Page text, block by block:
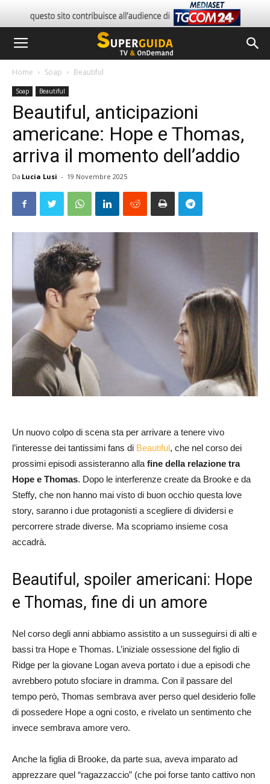
Home Soap Beautiful
Soap Beautiful
Beautiful, anticipazioni
americane: Hope e Thomas,
arriva il momento dell’addio
Da Lucia Lusi - 19 Novembre 2025
Un nuovo colpo di scena sta per arrivare a tenere vivo
l’interesse dei tantissimi fans di Beautiful, che nel corso dei
prossimi episodi assisteranno alla fine della relazione tra
Hope e Thomas. Dopo le interferenze create da Brooke e da
Steffy, che non hanno mai visto di buon occhio questa love
story, saranno i due protagonisti a scegliere di dividersi e
percorrere strade diverse. Ma scopriamo insieme cosa
accadrà.
Beautiful, spoiler americani: Hope
e Thomas, fine di un amore
Nel corso degli anni abbiamo assistito a un susseguirsi di alti e
bassi tra Hope e Thomas. L’iniziale ossessione del figlio di
Ridge per la giovane Logan aveva portato i due a episodi che
avrebbero potuto sfociare in dramma. Con il passare del
tempo però, Thomas sembrava aver perso quel desiderio folle
di possedere Hope a ogni costo, e rivelato un sentimento che
invece sembrava amore vero.
Anche la figlia di Brooke, da parte sua, aveva imparato ad
apprezzare quel “ragazzaccio” (che poi forse tanto cattivo non